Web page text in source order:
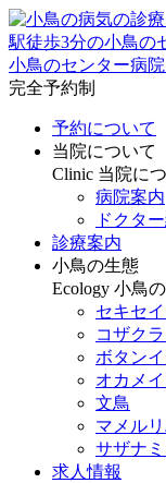
小鳥のセンター病
完全予約制
予約について
当院について
Clinic 当院に
病院案内
ドクタ
診療案内
小鳥の生態
Ecology 小鳥
セキセ
コザク
ボタン
オカメ
文鳥
マメル
サザナ
求人情報